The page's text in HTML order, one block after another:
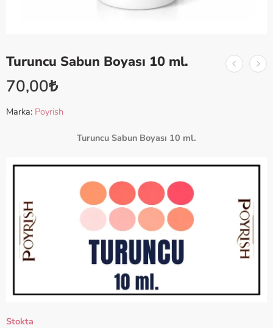
Turuncu Sabun Boyası 10 ml.
70,00₺
Marka: Poyrish
Turuncu Sabun Boyası 10 ml.
Stokta